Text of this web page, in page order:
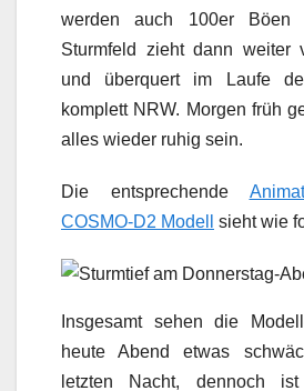
werden auch 100er Böen
Sturmfeld zieht dann weiter
und überquert im Laufe
komplett NRW. Morgen früh
alles wieder ruhig sein.
Die entsprechende
COSMO-D2 Modell
sieht wie
Insgesamt sehen die
heute Abend etwas
letzten Nacht, dennoch